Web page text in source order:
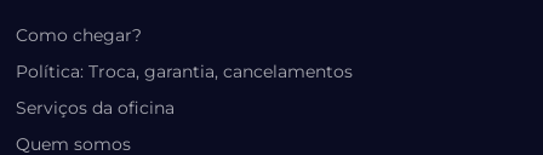
Como chegar?
Política: Troca, garantia, cancelamentos
Serviços da oficina
Quem somos